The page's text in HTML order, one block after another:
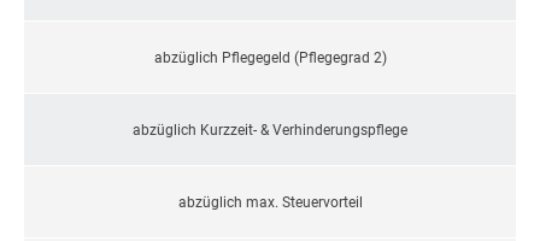
abzüglich Pflegegeld (Pflegegrad 2)
abzüglich Kurzzeit- & Verhinderungspflege
abzüglich max. Steuervorteil